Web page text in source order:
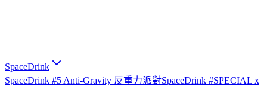
SpaceDrink
SpaceDrink #5 Anti-Gravity 反重力派對SpaceDrink #SPECIAL x